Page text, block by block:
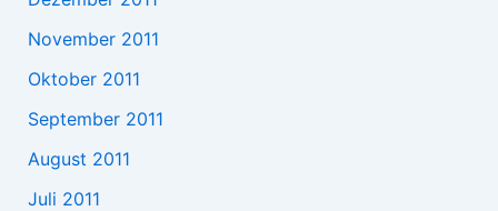
November 2011
Oktober 2011
September 2011
August 2011
Juli 2011